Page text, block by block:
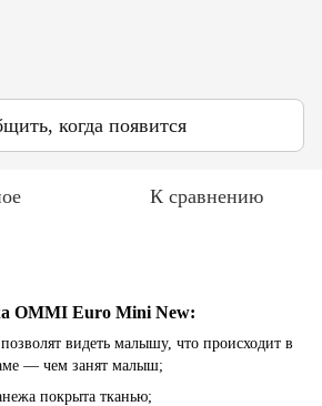
когда появится
К сравнению
OMMI Euro Mini New:
видеть малышу, что происходит в
— чем занят малыш;
покрыта тканью;